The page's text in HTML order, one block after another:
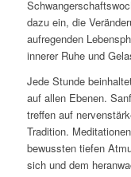
dazu ein, die
aufregenden
innerer Ruhe und
Jede Stunde
auf allen Ebenen.
treffen auf
Tradition.
bewussten tiefen
sich und dem